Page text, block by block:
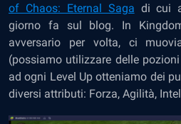
of Chaos: Eternal Saga di cui
giorno fa sul blog. In
avversario per volta, ci
(possiamo utilizzare delle
ad ogni Level Up otteniamo dei
diversi attributi: Forza, Agilità,